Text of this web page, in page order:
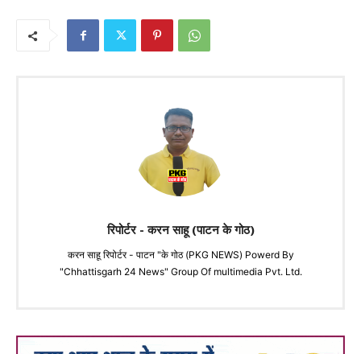
रिपोर्टर - करन साहू (पाटन के गोठ)
करन साहू रिपोर्टर - पाटन "के गोठ (PKG NEWS) Powerd By
"Chhattisgarh 24 News" Group Of multimedia Pvt. Ltd.